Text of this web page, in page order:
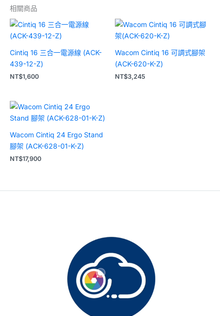
相關商品
Cintiq 16 三合一電源線 (ACK-
439-12-Z)
NT$1,600
Wacom Cintiq 16 可調式腳架
(ACK-620-K-Z)
NT$3,245
Wacom Cintiq 24 Ergo Stand
腳架 (ACK-628-01-K-Z)
NT$17,900